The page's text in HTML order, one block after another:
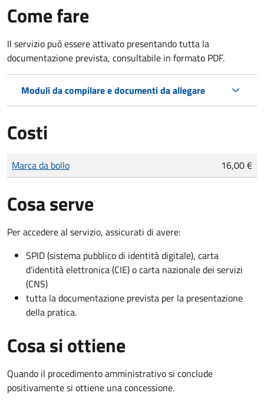
Come fare
Il servizio può essere attivato presentando tutta la
documentazione prevista, consultabile in formato PDF.
Moduli da compilare e documenti da allegare
Costi
Tipo di pagamento
Importo
Marca da bollo 16,00 €
Cosa serve
Per accedere al servizio, assicurati di avere:
SPID (sistema pubblico di identità digitale), carta
d’identità elettronica (CIE) o carta nazionale dei servizi
(CNS)
tutta la documentazione prevista per la presentazione
della pratica.
Cosa si ottiene
Quando il procedimento amministrativo si conclude
positivamente si ottiene una concessione.